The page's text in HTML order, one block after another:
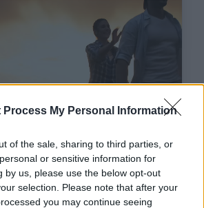
Process My Personal Information
of the sale, sharing to third parties, or
or sensitive information for
by us, please use the below opt-out
selection. Please note that after your
you may continue seeing
most